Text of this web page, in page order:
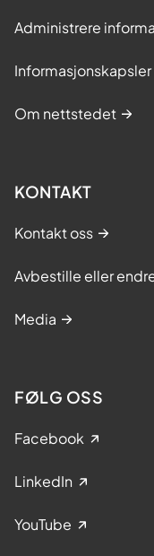
Administrere
Informasjonskapsler
Om nettstedet
KONTAKT
Kontakt oss
Avbestille eller
Media
FØLG OSS
Facebook
LinkedIn
YouTube